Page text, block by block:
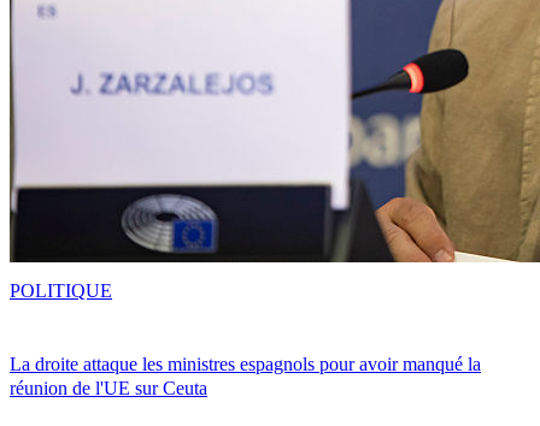
La droite attaque les ministres espagnols pour avoir manqué la
réunion de l'UE sur Ceuta
POLITIQUE